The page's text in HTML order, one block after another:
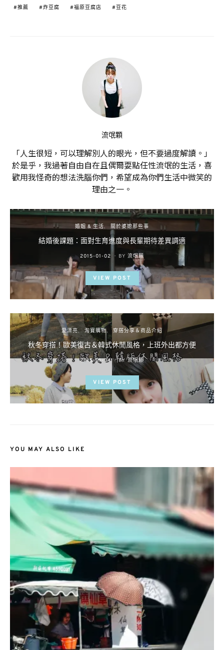
推薦 炸豆腐 福原豆腐店 豆花
流氓顆
「人生很短，可以理解別人的眼光，但不要過度解讀。」
於是乎，我過著自由自在且偶爾耍點任性流氓的生活，喜
歡用我怪奇的想法洗腦你們，希望成為你們生活中微笑的
理由之一。
婚姻 & 生活 關於婆媳那些事
結婚後課題：面對生育進度與長輩期待差異調適
POSTED
2015-01-02 BY 流氓顆
VIEW POST
愛漂亮 淘寶購物 穿搭分享＆商品介紹
秋冬穿搭！歐美復古＆韓式休閒風格，上班外出都方便
POSTED
2015-01-04 BY 流氓顆
VIEW POST
YOU MAY ALSO LIKE